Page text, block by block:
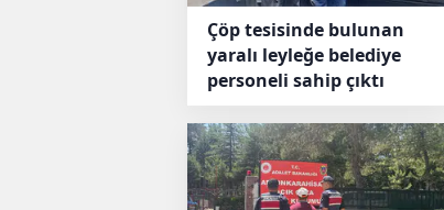
Çöp tesisinde bulunan
yaralı leyleğe belediye
personeli sahip çıktı